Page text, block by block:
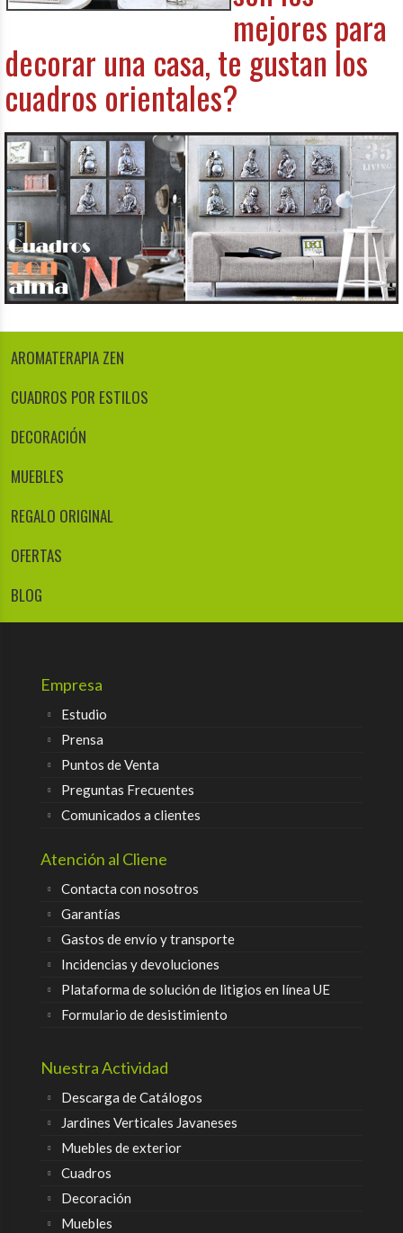
mejores para
decorar una casa, te gustan los
cuadros orientales?
AROMATERAPIA ZEN
CUADROS POR ESTILOS
DECORACIÓN
MUEBLES
REGALO ORIGINAL
OFERTAS
BLOG
Empresa
Estudio
Prensa
Puntos de Venta
Preguntas Frecuentes
Comunicados a clientes
Atención al Cliene
Contacta con nosotros
Garantías
Gastos de envío y transporte
Incidencias y devoluciones
Plataforma de solución de litigios en línea UE
Formulario de desistimiento
Nuestra Actividad
Descarga de Catálogos
Jardines Verticales Javaneses
Muebles de exterior
Cuadros
Decoración
Muebles